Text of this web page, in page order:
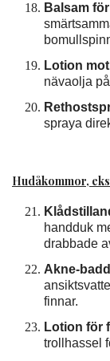
Balsam
Lotion
nävaolja
spraya
Hudåkommor,
handduk
drabbade
Akne-
finnar.
Lotion för
trollhassel